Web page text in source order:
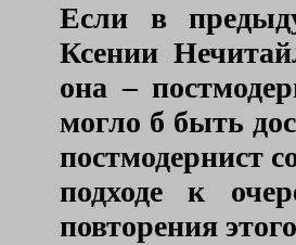
Если в
Ксении
она –
могло б быть
постмодернист
подходе к
повторения